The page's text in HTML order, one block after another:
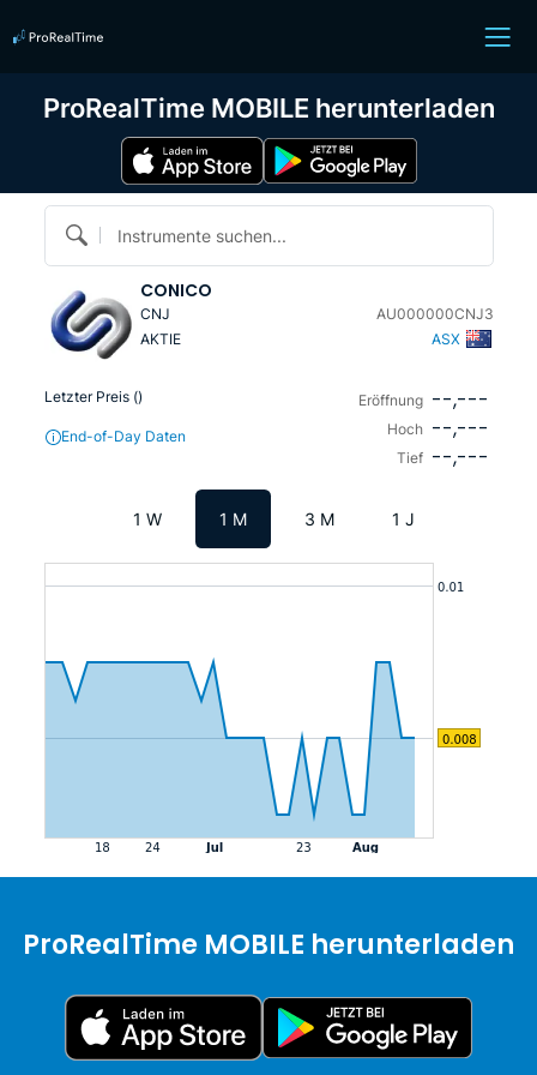
Instrumente suchen...
CONICO
CNJ
AU000000CNJ3
AKTIE
ASX
Letzter Preis ()
End-of-Day Daten
Eröffnung --,---
Hoch --,---
Tief --,---
1 W 1 M 3 M 1 J
ProRealTime MOBILE herunterladen
ProRealTime MOBILE herunterladen